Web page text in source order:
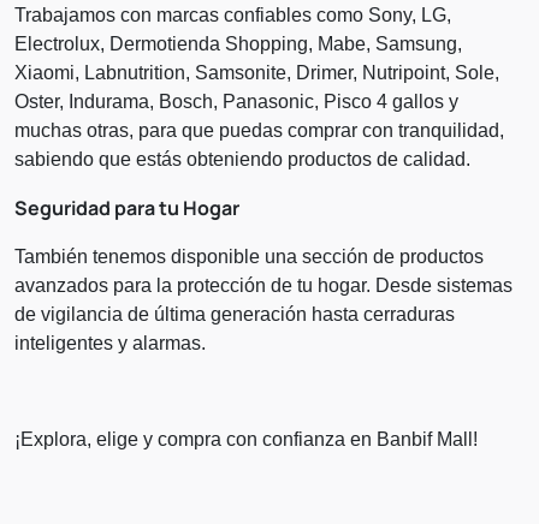
Trabajamos con marcas confiables como Sony, LG,
Electrolux, Dermotienda Shopping, Mabe, Samsung,
Xiaomi, Labnutrition, Samsonite, Drimer, Nutripoint, Sole,
Oster, Indurama, Bosch, Panasonic, Pisco 4 gallos y
muchas otras, para que puedas comprar con tranquilidad,
sabiendo que estás obteniendo productos de calidad.
Seguridad para tu Hogar
También tenemos disponible una sección de productos
avanzados para la protección de tu hogar. Desde sistemas
de vigilancia de última generación hasta cerraduras
inteligentes y alarmas.
¡Explora, elige y compra con confianza en Banbif Mall!